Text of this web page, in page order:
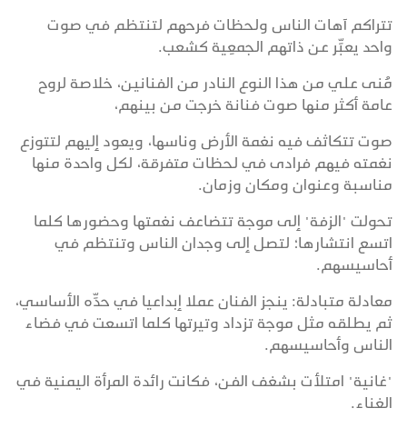
تتراكم آهات الناس ولحظات فرحهم لتنتظم في صوت
واحد يعبِّر عن ذاتهم الجمعِية كشعب.
مُنى علي من هذا النوع النادر من الفنانين، خلاصة لروح
عامة أكثر منها صوت فنانة خرجت من بينهم،
صوت تتكاثف فيه نغمة الأرض وناسها، ويعود إليهم لتتوزع
نغمته فيهم فرادى في لحظات متفرقة، لكل واحدة منها
مناسبة وعنوان ومكان وزمان.
تحولت "الزفة" إلى موجة تتضاعف نغمتها وحضورها كلما
اتسع انتشارها؛ لتصل إلى وجدان الناس وتنتظم في
أحاسيسهم.
معادلة متبادلة: ينجز الفنان عملا إبداعيا في حدِّه الأساسي،
ثم يطلقه مثل موجة تزداد وتيرتها كلما اتسعت في فضاء
الناس وأحاسيسهم.
"غانية" امتلأت بشغف الفن، فكانت رائدة المرأة اليمنية في
الغناء.